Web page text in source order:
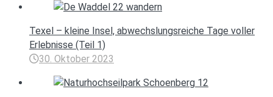
Texel – kleine Insel, abwechslungsreiche Tage voller
Erlebnisse (Teil 1)
30. Oktober 2023